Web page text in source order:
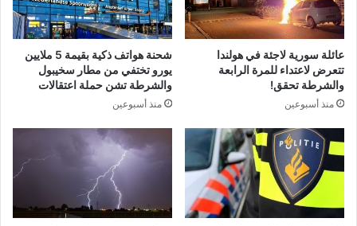
عائلة سورية لاجئة في هولندا
تتعرض لاعتداء للمرة الرابعة
والشرطة تحقق!
منذ أسبوعين
شحنة هواتف ذكية بقيمة 5 ملايين
يورو تختفي من مطار سخيبول
والشرطة تشن حملة اعتقالات
منذ أسبوعين